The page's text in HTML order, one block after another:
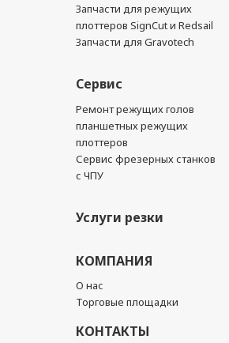
Запчасти для режущих
плоттеров SignCut и Redsail
Запчасти для Gravotech
Сервис
Ремонт режущих голов
планшетных режущих
плоттеров
Сервис фрезерных станков
с ЧПУ
Услуги резки
КОМПАНИЯ
О нас
Торговые площадки
КОНТАКТЫ